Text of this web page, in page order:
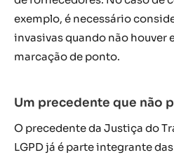
exemplo, é necessário
invasivas quando não houver
marcação de ponto.
Um precedente que não
O precedente da Justiça do
LGPD já é parte integrante